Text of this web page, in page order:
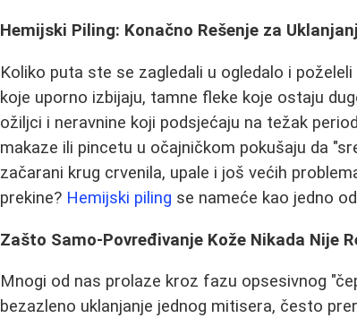
Hemijski Piling: Konačno Rešenje za
Koliko puta ste se zagledali u ogledalo i
koje uporno izbijaju, tamne fleke koje ostaju
ožiljci i neravnine koji podsjećaju na težak
makaze ili pincetu u očajničkom pokušaju da
začarani krug crvenila, upale i još većih
prekine? Hemijski piling se nameće kao jedno
Zašto Samo-Povređivanje Kože Nikada Nije
Mnogi od nas prolaze kroz fazu opsesivnog
bezazleno uklanjanje jednog mitisera, često